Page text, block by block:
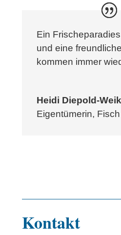
Ein
und eine
kommen immer
Heidi Diepold-
Eigentümerin,
Kontakt